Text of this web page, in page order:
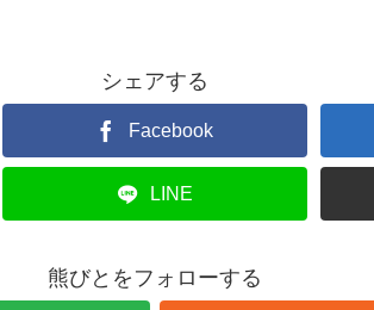
シェアする
Facebook
LINE
熊びとをフォローする